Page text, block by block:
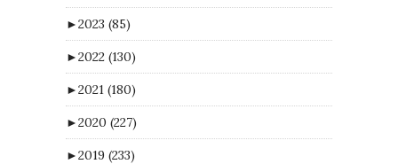
►2023 (85)
►2022 (130)
►2021 (180)
►2020 (227)
►2019 (233)